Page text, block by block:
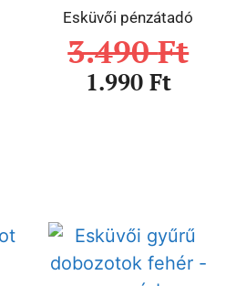
Esküvői pénzátadó
3.490Ft
1.990 Ft